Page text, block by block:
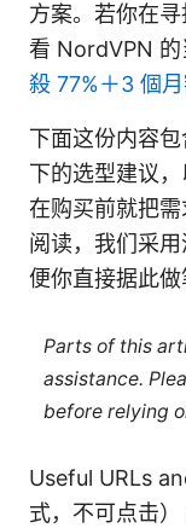
方案。若你在
看 NordVPN
殺 77%＋3 個
下面这份内容
下的选型建议
在购买前就把
阅读，我们采
便你直接据此做
Parts of this
assistance.
before relying
Useful URLs
式，不可点击